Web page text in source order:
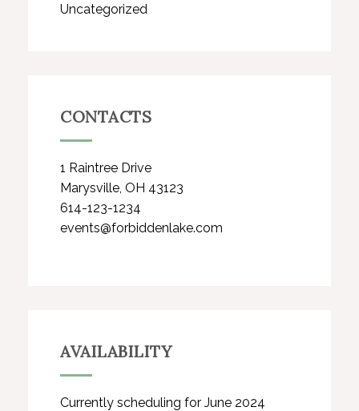
Uncategorized
CONTACTS
1 Raintree Drive
Marysville, OH 43123
614-123-1234
events@forbiddenlake.com
AVAILABILITY
Currently scheduling for June 2024